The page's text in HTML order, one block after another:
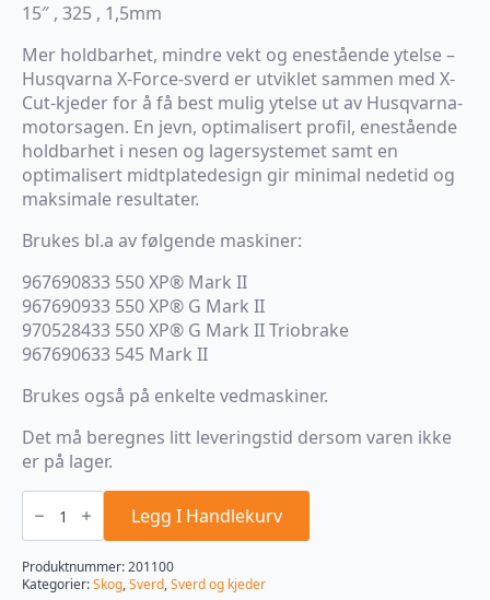
15″ , 325 , 1,5mm
Mer holdbarhet, mindre vekt og enestående ytelse –
Husqvarna X-Force-sverd er utviklet sammen med X-
Cut-kjeder for å få best mulig ytelse ut av Husqvarna-
motorsagen. En jevn, optimalisert profil, enestående
holdbarhet i nesen og lagersystemet samt en
optimalisert midtplatedesign gir minimal nedetid og
maksimale resultater.
Brukes bl.a av følgende maskiner:
967690833 550 XP® Mark II
967690933 550 XP® G Mark II
970528433 550 XP® G Mark II Triobrake
967690633 545 Mark II
Brukes også på enkelte vedmaskiner.
Det må beregnes litt leveringstid dersom varen ikke
er på lager.
SVERD
FORCE
15"
.325
1,5
PIX
Legg I Handlekurv
Produktnummer:201100
Kategorier:Skog,Sverd,Sverd og kjeder